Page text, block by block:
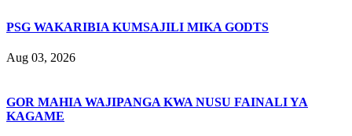
PSG WAKARIBIA KUMSAJILI MIKA GODTS
Aug 03, 2026
GOR MAHIA WAJIPANGA KWA NUSU FAINALI YA
KAGAME